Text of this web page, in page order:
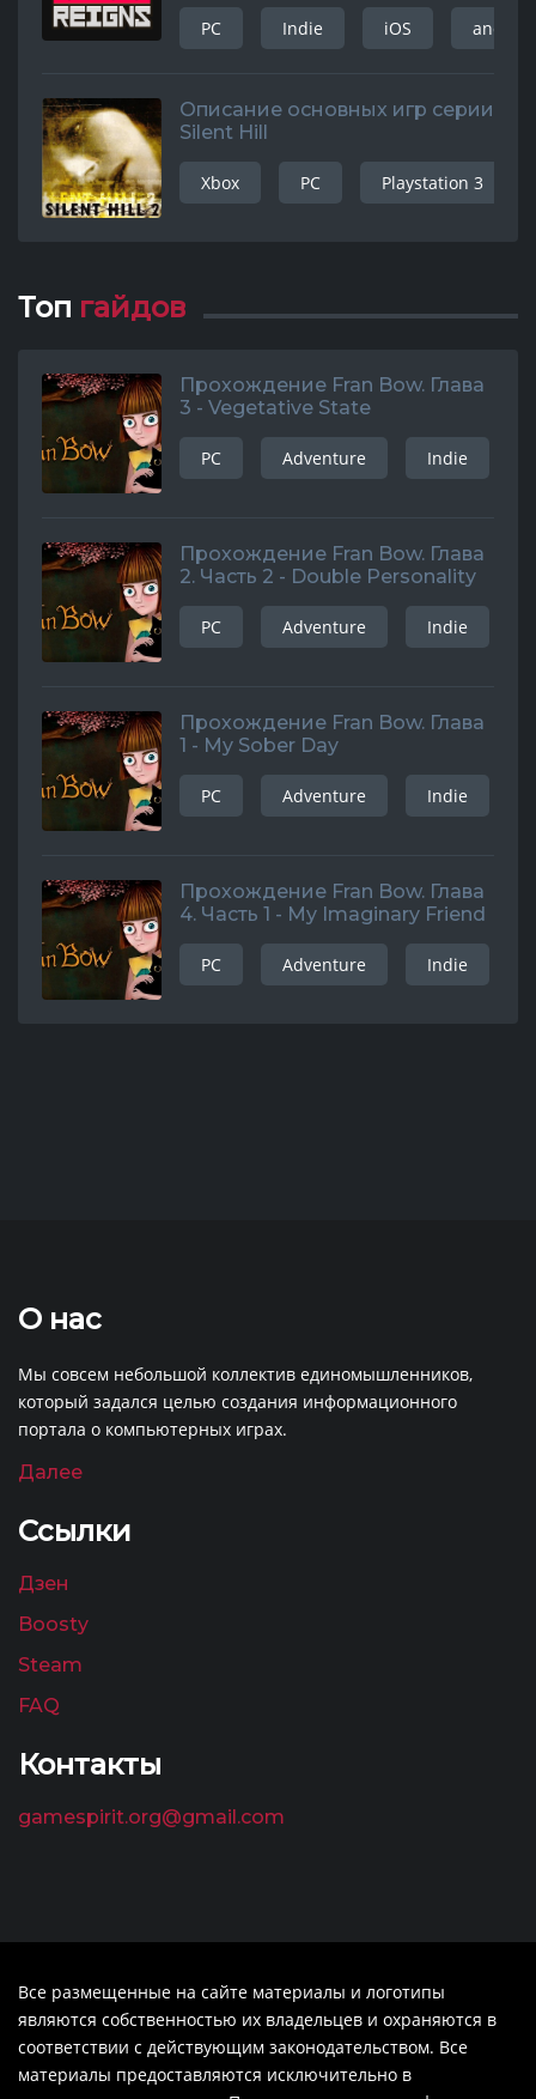
PC Indie iOS android
Описание основных игр серии
Silent Hill
Xbox PC Playstation 3
Топ гайдов
Прохождение Fran Bow. Глава
3 - Vegetative State
PC Adventure Indie
Прохождение Fran Bow. Глава
2. Часть 2 - Double Personality
PC Adventure Indie
Прохождение Fran Bow. Глава
1 - My Sober Day
PC Adventure Indie
Прохождение Fran Bow. Глава
4. Часть 1 - My Imaginary Friend
PC Adventure Indie
О нас
Мы совсем небольшой коллектив единомышленников,
который задался целью создания информационного
портала о компьютерных играх.
Далее
Ссылки
Дзен
Boosty
Steam
FAQ
Контакты
gamespirit.org@gmail.com
Все размещенные на сайте материалы и логотипы
являются собственностью их владельцев и охраняются в
соответствии с действующим законодательством. Все
материалы предоставляются исключительно в